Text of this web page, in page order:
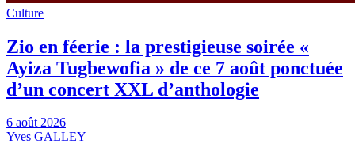
Culture
Zio en féerie : la prestigieuse soirée «
Ayiza Tugbewofia » de ce 7 août ponctuée
d’un concert XXL d’anthologie
6 août 2026
Yves GALLEY